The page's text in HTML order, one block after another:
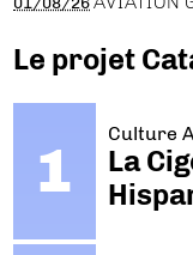
Le projet
Culture
La